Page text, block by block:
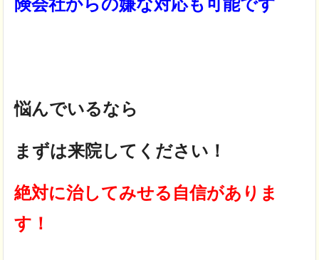
悩んでいるなら
まずは来院してください！
絶対に治してみせる自信がありま
す！